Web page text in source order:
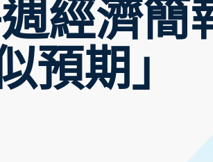
週經濟簡
預期」